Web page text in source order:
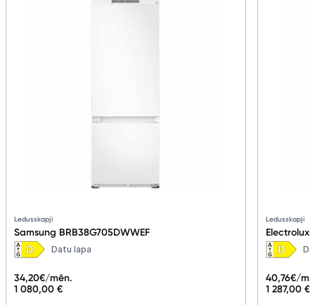
Ledusskapji
Samsung BRB38G705DWWEF
Datu lapa
1 080,00 €
34,20€/mēn.
Ledusskapji
Electrolux
1 287,00 €
40,76€/